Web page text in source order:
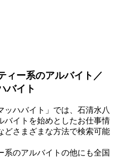
ィー系のアルバイト／
バイト
ッハバイト」では、石清水八
バイトを始めとしたお仕事情
どさまざまな方法で検索可能
系のアルバイトの他にも全国